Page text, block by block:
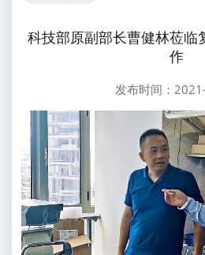
科技部原副部长曹健林莅临
作
发布时间：